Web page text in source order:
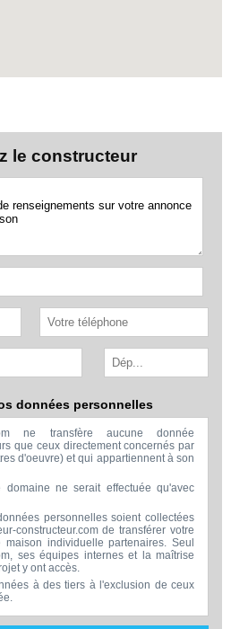
le constructeur
données personnelles
ne transfère aucune donnée
que ceux directement concernés par
d'oeuvre) et qui appartiennent à son
domaine ne serait effectuée qu'avec
personnelles soient collectées
constructeur.com de transférer votre
individuelle partenaires. Seul
ses équipes internes et la maîtrise
y ont accès.
à des tiers à l'exclusion de ceux
seront uniquement utilisées par